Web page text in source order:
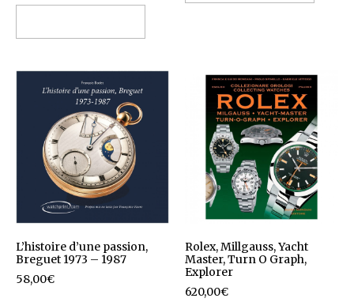
L’histoire d’une passion,
Breguet 1973 – 1987
58,00€
Rolex, Millgauss, Yacht
Master, Turn O Graph,
Explorer
620,00€